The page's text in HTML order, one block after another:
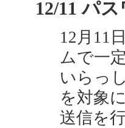
12/11 パ
12月11
ムで一
いらっ
を対象
送信を